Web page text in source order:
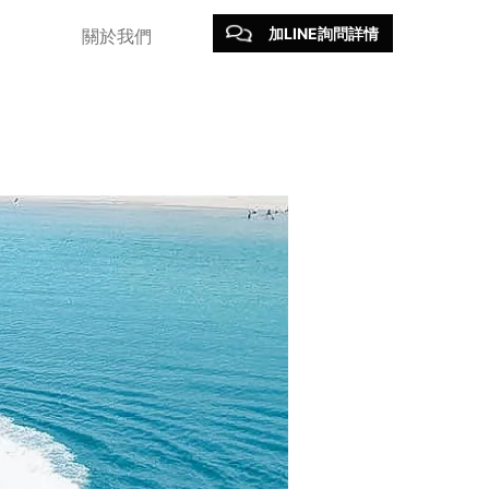
關於我們 加LINE詢問詳情